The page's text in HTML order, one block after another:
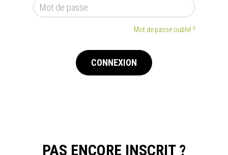
Mot de passe oublié ?
CONNEXION
PAS ENCORE INSCRIT ?